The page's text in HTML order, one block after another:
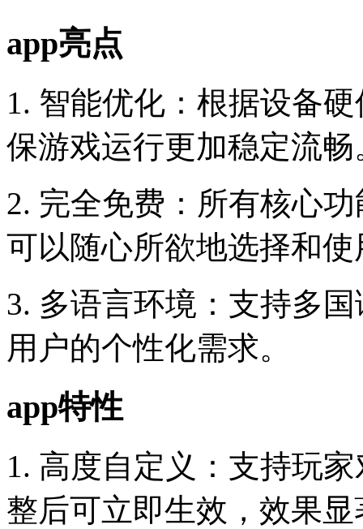
app亮点
1. 智能优化：根据设备
保游戏运行更加稳定流畅
2. 完全免费：所有核心
可以随心所欲地选择和使
3. 多语言环境：支持多
用户的个性化需求。
app特性
1. 高度自定义：支持玩
整后可立即生效，效果显